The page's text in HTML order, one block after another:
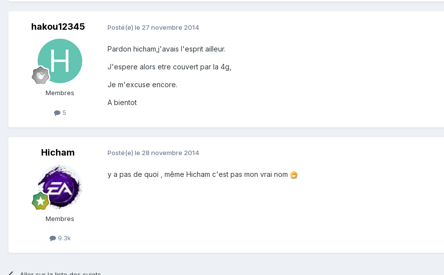
hakou12345
Membres
5
Posté(e) le 27 novembre 2014
Pardon hicham,j'avais l'esprit ailleur.
J'espere alors etre couvert par la 4g,
Je m'excuse encore.
A bientot
Hicham
Membres
9.3k
Posté(e) le 28 novembre 2014
y a pas de quoi , même Hicham c'est pas mon vrai nom